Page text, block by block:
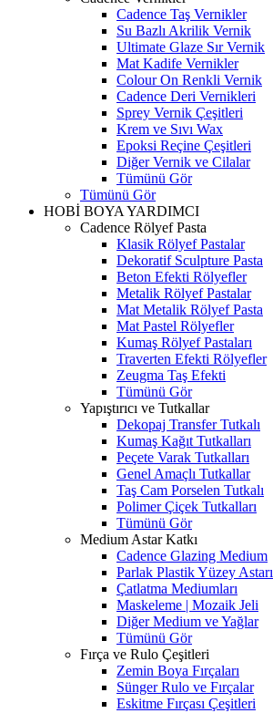
Cadence Taş Vernikler
Su Bazlı Akrilik Vernik
Ultimate Glaze Sır Vernik
Mat Kadife Vernikler
Colour On Renkli Vernik
Cadence Deri Vernikleri
Sprey Vernik Çeşitleri
Krem ve Sıvı Wax
Epoksi Reçine Çeşitleri
Diğer Vernik ve Cilalar
Tümünü Gör
Tümünü Gör
HOBİ BOYA YARDIMCI
Cadence Rölyef Pasta
Klasik Rölyef Pastalar
Dekoratif Sculpture Pasta
Beton Efekti Rölyefler
Metalik Rölyef Pastalar
Mat Metalik Rölyef Pasta
Mat Pastel Rölyefler
Kumaş Rölyef Pastaları
Traverten Efekti Rölyefler
Zeugma Taş Efekti
Tümünü Gör
Yapıştırıcı ve Tutkallar
Dekopaj Transfer Tutkalı
Kumaş Kağıt Tutkalları
Peçete Varak Tutkalları
Genel Amaçlı Tutkallar
Taş Cam Porselen Tutkalı
Polimer Çiçek Tutkalları
Tümünü Gör
Medium Astar Katkı
Cadence Glazing Medium
Parlak Plastik Yüzey Astarı
Çatlatma Mediumları
Maskeleme | Mozaik Jeli
Diğer Medium ve Yağlar
Tümünü Gör
Fırça ve Rulo Çeşitleri
Zemin Boya Fırçaları
Sünger Rulo ve Fırçalar
Eskitme Fırçası Çeşitleri